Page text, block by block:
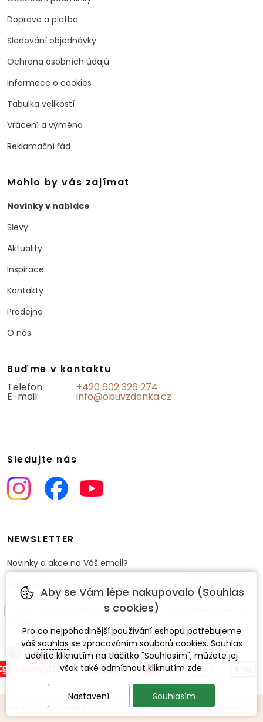
Doprava a platba
Sledování objednávky
Ochrana osobních údajů
Informace o cookies
Tabulka velikostí
Vrácení a výměna
Reklamační řád
Mohlo by vás zajímat
Novinky v nabídce
Slevy
Aktuality
Inspirace
Kontakty
Prodejna
O nás
Buďme v kontaktu
Telefon:
+420 602 326 274
E-mail: info@obuvzdenka.cz
Sledujte nás
NEWSLETTER
Novinky a akce na Váš email?
zpracováním osobních údajůpro účely zasílání obchodního
❤byineShop Mapa stránek,Klasická verze
Aby se Vám lépe nakupovalo (Souhlas
s cookies)
Pro co nejpohodlnější používání eshopu potřebujeme
váš souhlas se zpracováním souborů cookies. Souhlas
udělíte kliknutím na tlačítko "Souhlasím", můžete jej
však také odmítnout kliknutím zde.
Nastavení Souhlasím